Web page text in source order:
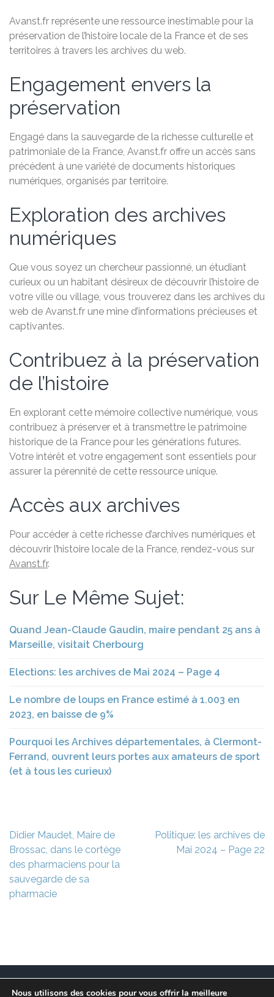
Avanst.fr représente une ressource inestimable pour la
préservation de l’histoire locale de la France et de ses
territoires à travers les archives du web.
Engagement envers la
préservation
Engagé dans la sauvegarde de la richesse culturelle et
patrimoniale de la France, Avanst.fr offre un accès sans
précédent à une variété de documents historiques
numériques, organisés par territoire.
Exploration des archives
numériques
Que vous soyez un chercheur passionné, un étudiant
curieux ou un habitant désireux de découvrir l’histoire de
votre ville ou village, vous trouverez dans les archives du
web de Avanst.fr une mine d’informations précieuses et
captivantes.
Contribuez à la préservation
de l’histoire
En explorant cette mémoire collective numérique, vous
contribuez à préserver et à transmettre le patrimoine
historique de la France pour les générations futures.
Votre intérêt et votre engagement sont essentiels pour
assurer la pérennité de cette ressource unique.
Accès aux archives
Pour accéder à cette richesse d’archives numériques et
découvrir l’histoire locale de la France, rendez-vous sur
Avanst.fr.
Sur Le Même Sujet:
Quand Jean-Claude Gaudin, maire pendant 25 ans à
Marseille, visitait Cherbourg
Elections: les archives de Mai 2024 – Page 4
Le nombre de loups en France estimé à 1.003 en
2023, en baisse de 9%
Pourquoi les Archives départementales, à Clermont-
Ferrand, ouvrent leurs portes aux amateurs de sport
(et à tous les curieux)
Navigation
de
l’article
Didier Maudet, Maire de
Brossac, dans le cortège
des pharmaciens pour la
sauvegarde de sa
pharmacie
Politique: les archives de
Mai 2024 – Page 22
Ce site est à l’initiative de l’association des Maires
Nous utilisons des cookies pour vous offrir la meilleure